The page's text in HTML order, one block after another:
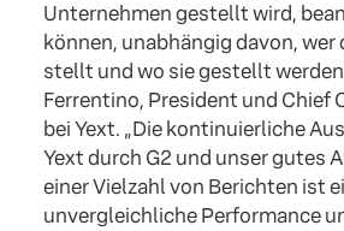
Unternehmen gestellt wird,
können, unabhängig davon, wer
stellt und wo sie gestellt
Ferrentino, President und Chief
bei Yext. „Die kontinuierliche
Yext durch G2 und unser gutes
einer Vielzahl von Berichten ist
unvergleichliche Performance